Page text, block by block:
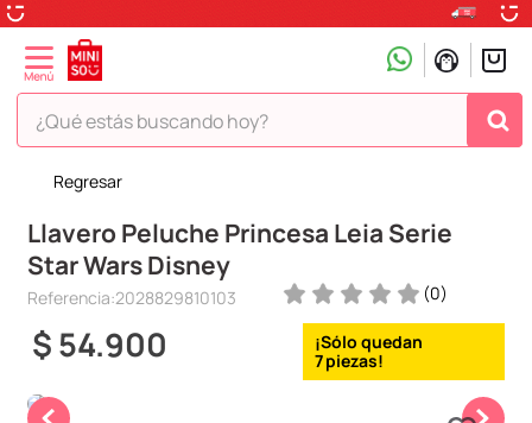
¿Qué estás buscando hoy?
Regresar
Llavero Peluche Princesa Leia Serie
Star Wars Disney
Referencia:2028829810103 (0)
$54.900 7
TÉRMINOS MÁS BUSCADOS
1 .
peluche
2.
hello kitty
3.
snoopy
4.
ositos cariñositos
5.